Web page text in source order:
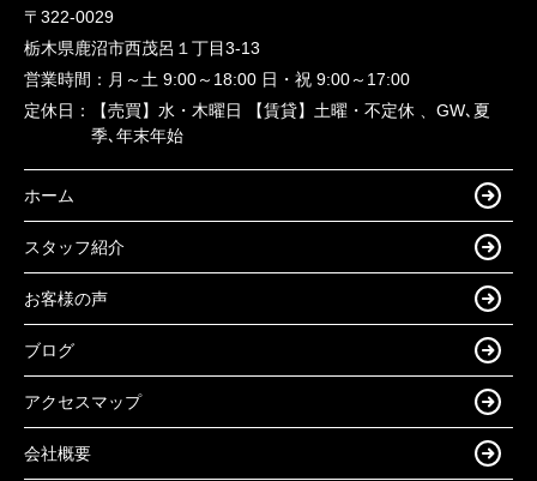
〒322-0029
栃木県鹿沼市西茂呂１丁目3-13
営業時間： 月～土 9:00～18:00 日・祝 9:00～17:00
定休日：
【売買】水・木曜日 【賃貸】土曜・不定休 、GW､夏
季､年末年始
ホーム
スタッフ紹介
お客様の声
ブログ
アクセスマップ
会社概要